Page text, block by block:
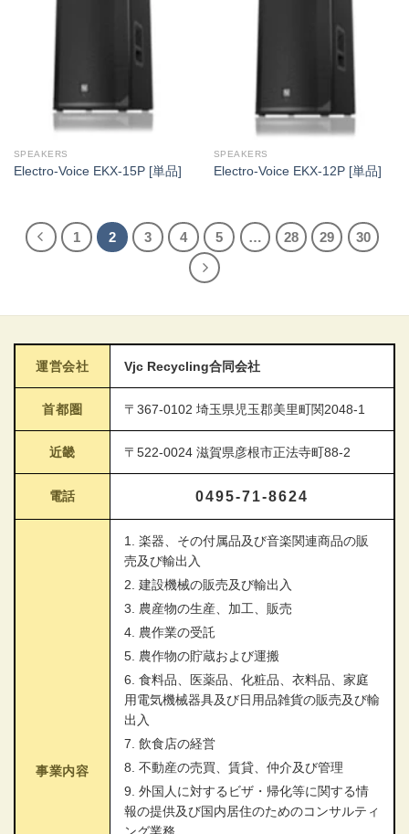
SPEAKERS
Electro-Voice EKX-15P [単品]
SPEAKERS
Electro-Voice EKX-12P [単品]
1 2 3 4 5 … 28 29 30
運営会社 Vjc Recycling合同会社
首都圏 〒367-0102 埼玉県児玉郡美里町関2048-1
近畿 〒522-0024 滋賀県彦根市正法寺町88-2
電話 0495-71-8624
事業内容
1. 楽器、その付属品及び音楽関連商品の販
売及び輸出入
2. 建設機械の販売及び輸出入
3. 農産物の生産、加工、販売
4. 農作業の受託
5. 農作物の貯蔵および運搬
6. 食料品、医薬品、化粧品、衣料品、家庭
用電気機械器具及び日用品雑貨の販売及び輸
出入
7. 飲食店の経営
8. 不動産の売買、賃貸、仲介及び管理
9. 外国人に対するビザ・帰化等に関する情
報の提供及び国内居住のためのコンサルティ